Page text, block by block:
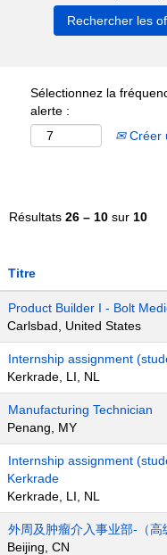
Sélectionnez la
alerte :
Créer
Résultats 26 – 10 sur 10
Titre
Product Builder I - Bolt
Carlsbad, United States
Internship assignment
Kerkrade, LI, NL
Manufacturing Technician
Penang, MY
Internship assignment
Kerkrade
Kerkrade, LI, NL
外周及肿瘤介入事业部-（
Beijing, CN